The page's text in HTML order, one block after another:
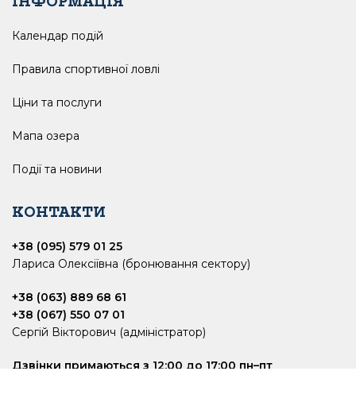
Календар подій
Правила спортивної ловлі
Ціни та послуги
Мапа озера
Події та новини
КОНТАКТИ
+38 (095) 579 01 25
Лариса Олексіївна (бронювання сектору)
+38 (063) 889 68 61
+38 (067) 550 07 01
Сергій Вікторович (адміністратор)
Дзвінки примаються з 12:00 до 17:00 пн–пт